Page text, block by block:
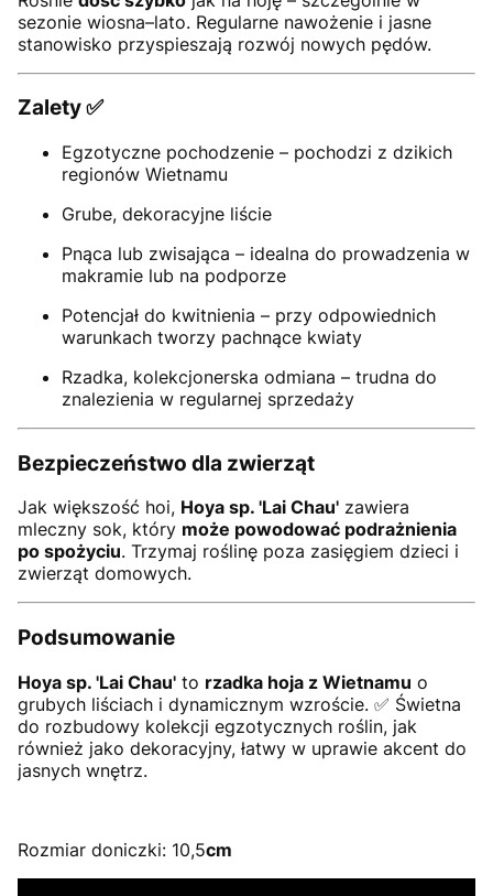
sezonie wiosna–lato. Regularne nawożenie i jasne
stanowisko przyspieszają rozwój nowych pędów.
Zalety ✅
Egzotyczne pochodzenie – pochodzi z dzikich
regionów Wietnamu
Grube, dekoracyjne liście
Pnąca lub zwisająca – idealna do prowadzenia w
makramie lub na podporze
Potencjał do kwitnienia – przy odpowiednich
warunkach tworzy pachnące kwiaty
Rzadka, kolekcjonerska odmiana – trudna do
znalezienia w regularnej sprzedaży
Bezpieczeństwo dla zwierząt
Jak większość hoi, Hoya sp. 'Lai Chau' zawiera
mleczny sok, który może powodować podrażnienia
po spożyciu. Trzymaj roślinę poza zasięgiem dzieci i
zwierząt domowych.
Podsumowanie
Hoya sp. 'Lai Chau' to rzadka hoja z Wietnamu o
grubych liściach i dynamicznym wzroście. ✅ Świetna
do rozbudowy kolekcji egzotycznych roślin, jak
również jako dekoracyjny, łatwy w uprawie akcent do
jasnych wnętrz.
Rozmiar doniczki: 10,5cm